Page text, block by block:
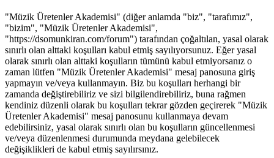
"Müzik Üretenler Akademisi" (diğer anlamda "biz", "tarafımız",
"bizim", "Müzik Üretenler Akademisi",
"https://dsomunkiran.com/forum") tarafından çoğaltılan, yasal olarak
sınırlı olan alttaki koşulları kabul etmiş sayılıyorsunuz. Eğer yasal
olarak sınırlı olan alttaki koşulların tümünü kabul etmiyorsanız o
zaman lütfen "Müzik Üretenler Akademisi" mesaj panosuna giriş
yapmayın ve/veya kullanmayın. Biz bu koşulları herhangi bir
zamanda değiştirebiliriz ve sizi bilgilendirebiliriz, buna rağmen
kendiniz düzenli olarak bu koşulları tekrar gözden geçirerek "Müzik
Üretenler Akademisi" mesaj panosunu kullanmaya devam
edebilirsiniz, yasal olarak sınırlı olan bu koşulların güncellenmesi
ve/veya düzenlenmesi durumunda meydana gelebilecek
değişiklikleri de kabul etmiş sayılırsınız.